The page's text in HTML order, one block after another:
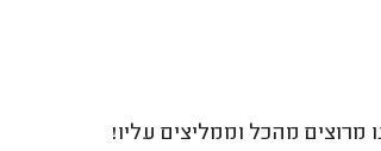
מהכל וממליצים עליו!